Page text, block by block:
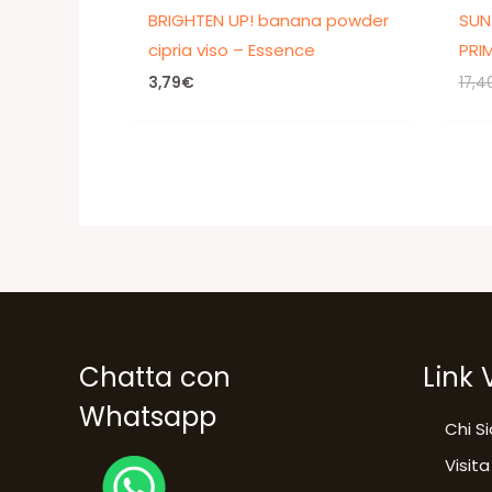
BRIGHTEN UP! banana powder
cipria viso – Essence
3,79€
Chatta con
Whatsapp
Link
Chi